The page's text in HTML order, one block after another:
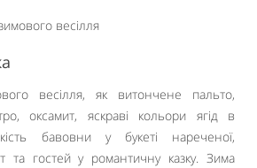
весілля, як витончене пальто,
оксамит, яскраві кольори ягід в
бавовни у букеті нареченої,
та гостей у романтичну казку. Зима